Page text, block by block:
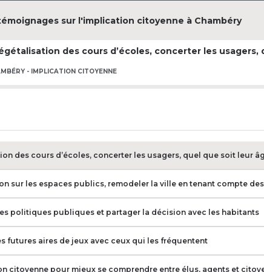
sur l'implication citoyenne à Chambéry
des cours d’écoles, concerter les
- IMPLICATION CITOYENNE
gauche ou droite pour naviguer dans la piste
des cours d’écoles, concerter les usagers, quel que soit leur
sur les espaces publics, remodeler la ville en tenant compte
les politiques publiques et partager la décision avec les habitants
futures aires de jeux avec ceux qui les fréquentent
citoyenne pour mieux se comprendre entre élus, agents et